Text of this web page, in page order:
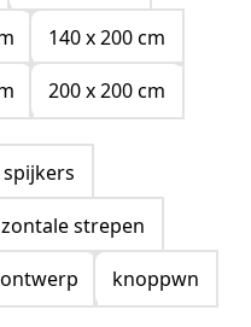
140 x 200 cm
200 x 200 cm
strepen
knoppwn